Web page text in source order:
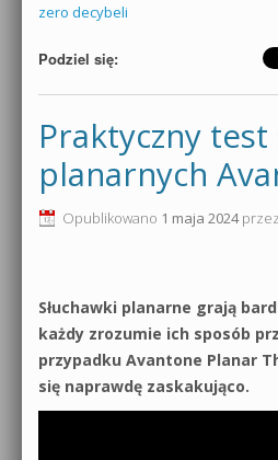
zero decybeli
Podziel się:
Praktyczny test
planarnych
Opublikowano 1 maja 2024przez
Słuchawki planarne grają
każdy zrozumie ich sposób
przypadku Avantone Planar
się naprawdę zaskakująco.